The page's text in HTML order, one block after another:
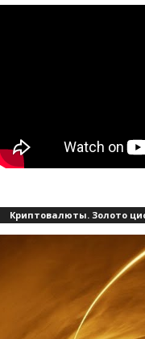
Криптовалюты. Золото